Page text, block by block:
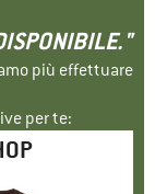
più effettuare
per te: